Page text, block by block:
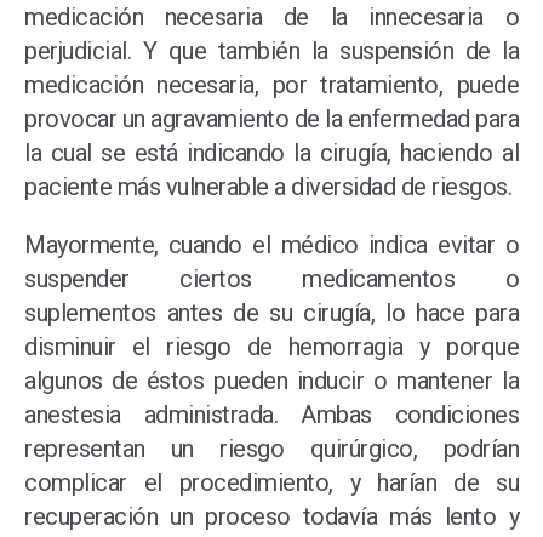
medicación necesaria de la innecesaria o
perjudicial. Y que también la suspensión de la
medicación necesaria, por tratamiento, puede
provocar un agravamiento de la enfermedad para
la cual se está indicando la cirugía, haciendo al
paciente más vulnerable a diversidad de riesgos.
Mayormente, cuando el médico indica evitar o
suspender ciertos medicamentos o
suplementos antes de su cirugía, lo hace para
disminuir el riesgo de hemorragia y porque
algunos de éstos pueden inducir o mantener la
anestesia administrada. Ambas condiciones
representan un riesgo quirúrgico, podrían
complicar el procedimiento, y harían de su
recuperación un proceso todavía más lento y